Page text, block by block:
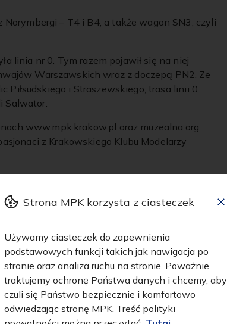
– T4 i B4, a także wagon SN3, czyli
linia nr 0. Tym razem pojawił się na niej
Warszawskich wraz z doczepą PN2. Ze
Piłsudskiego i Straszewskiego, trasa linii 0
Salwator.
www.mpk.krakow.pl oraz muzealna.org.
z Krakowskiego Klubu Modelarzy
Strona MPK korzysta z ciasteczek
Używamy ciasteczek do zapewnienia
podstawowych funkcji takich jak nawigacja po
stronie oraz analiza ruchu na stronie. Poważnie
traktujemy ochronę Państwa danych i chcemy, aby
czuli się Państwo bezpiecznie i komfortowo
odwiedzając stronę MPK. Treść polityki